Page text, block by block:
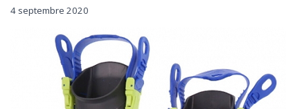
4 septembre 2020